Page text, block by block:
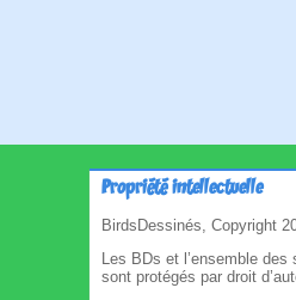
Propriété intellectuelle
BirdsDessinés, Copyright
Les BDs et l’ensemble des
sont protégés par droit